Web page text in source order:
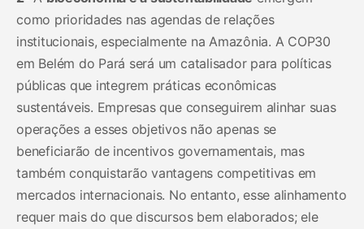
como prioridades nas agendas de relações
institucionais, especialmente na Amazônia. A COP30
em Belém do Pará será um catalisador para políticas
públicas que integrem práticas econômicas
sustentáveis. Empresas que conseguirem alinhar suas
operações a esses objetivos não apenas se
beneficiarão de incentivos governamentais, mas
também conquistarão vantagens competitivas em
mercados internacionais. No entanto, esse alinhamento
requer mais do que discursos bem elaborados; ele